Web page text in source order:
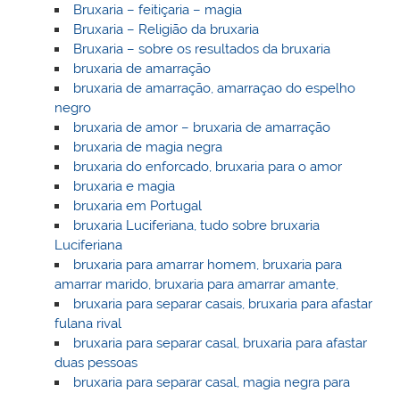
Bruxaria – feitiçaria – magia
Bruxaria – Religião da bruxaria
Bruxaria – sobre os resultados da bruxaria
bruxaria de amarração
bruxaria de amarração, amarraçao do espelho
negro
bruxaria de amor – bruxaria de amarração
bruxaria de magia negra
bruxaria do enforcado, bruxaria para o amor
bruxaria e magia
bruxaria em Portugal
bruxaria Luciferiana, tudo sobre bruxaria
Luciferiana
bruxaria para amarrar homem, bruxaria para
amarrar marido, bruxaria para amarrar amante,
bruxaria para separar casais, bruxaria para afastar
fulana rival
bruxaria para separar casal, bruxaria para afastar
duas pessoas
bruxaria para separar casal, magia negra para